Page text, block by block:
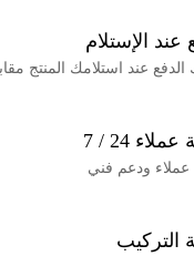
عند الإستلام
عند استلامك المنتج مقابل 41
24 / 7
ودعم فني
التركيب